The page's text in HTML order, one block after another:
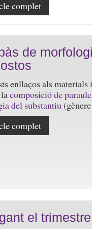
complet
de
enllaços als
composició de
del substantiu
complet
el trimestre